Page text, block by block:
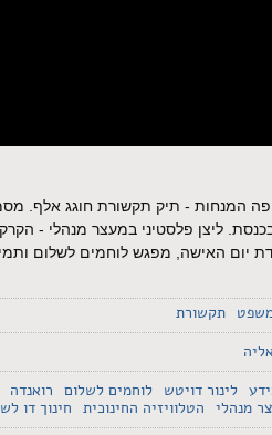
יום האישה, מפגש לוחמים לשלום
תקשורת
לינור דויטש לוחמים לשלום רואנדה
מנהלי הטלוויזיה החינוכית חינוך דו